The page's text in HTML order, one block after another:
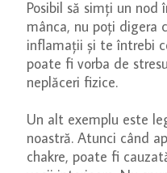
Posibil să simți un nod
mânca, nu poți digera
inflamații și te întrebi
poate fi vorba de
neplăceri fizice.
Un alt exemplu este
noastră. Atunci când
chakre, poate fi